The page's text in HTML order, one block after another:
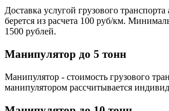
Доставка услугой грузового транспорта
берется из расчета 100 руб/км.
1500 рублей.
Манипулятор до 5 тонн
Манипулятор - стоимость грузового
манипулятором рассчитывается